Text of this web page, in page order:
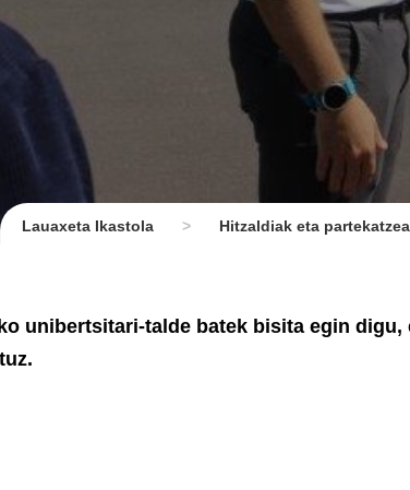
Lauaxeta Ikastola > Hitzaldiak eta
unibertsitari-talde batek bisita egin digu,